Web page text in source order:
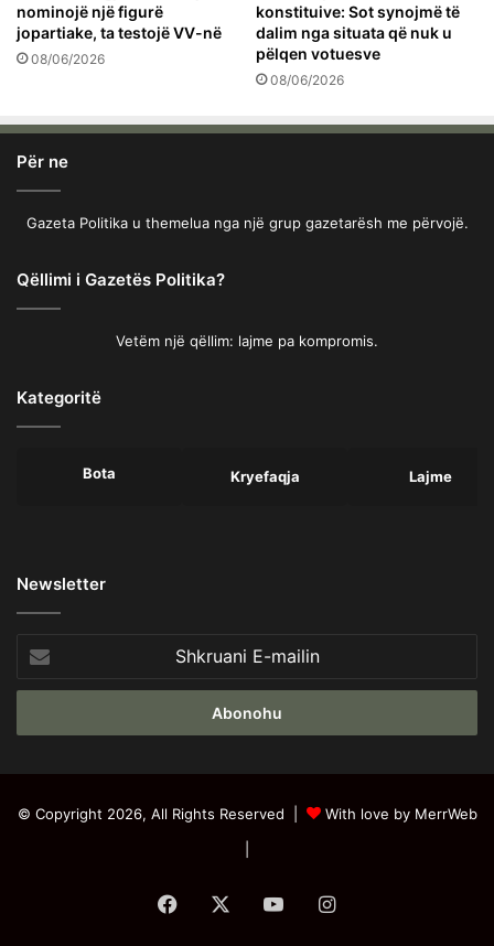
nominojë një figurë
jopartiake, ta testojë VV-në
08/06/2026
konstituive: Sot synojmë të
dalim nga situata që nuk u
pëlqen votuesve
08/06/2026
Për ne
Gazeta Politika u themelua nga një grup gazetarësh me përvojë.
Qëllimi i Gazetës Politika?
Vetëm një qëllim: lajme pa kompromis.
Kategoritë
Bota Kryefaqja Lajme
Newsletter
E-
mailin
© Copyright 2026, All Rights Reserved |
With love by MerrWeb
Facebook YouTubeInstagram